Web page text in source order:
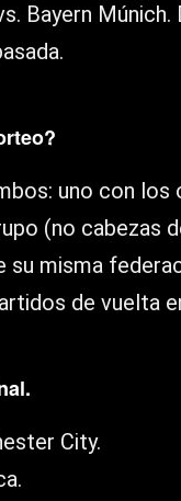
Bayern
uno con
(no cabezas
su misma
de vuelta
City.